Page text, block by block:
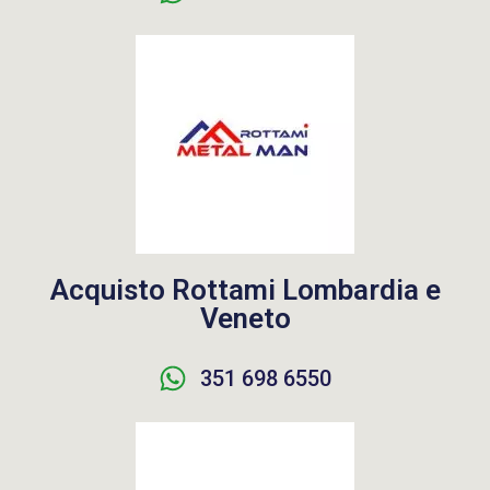
Acquisto Rottami Lombardia e
Veneto
351 698 6550